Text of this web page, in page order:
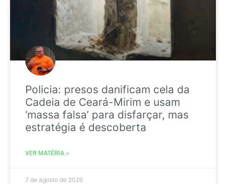
Policia: presos danificam cela da
Cadeia de Ceará-Mirim e usam
‘massa falsa’ para disfarçar, mas
estratégia é descoberta
VER MATÉRIA »
7 de agosto de 2026